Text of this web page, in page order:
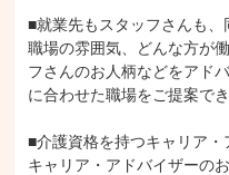
■就業先もスタッフさんも、
職場の雰囲気、どんな方が
フさんのお人柄などをアド
に合わせた職場をご提案でき
■介護資格を持つキャリア・
キャリア・アドバイザーの